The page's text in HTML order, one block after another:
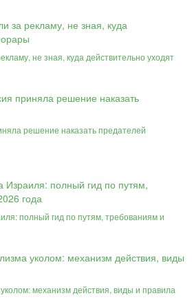
не зная, куда действительно уходят
решение наказать предателей
полный гид по путям, требованиям и
механизм действия, виды и правила